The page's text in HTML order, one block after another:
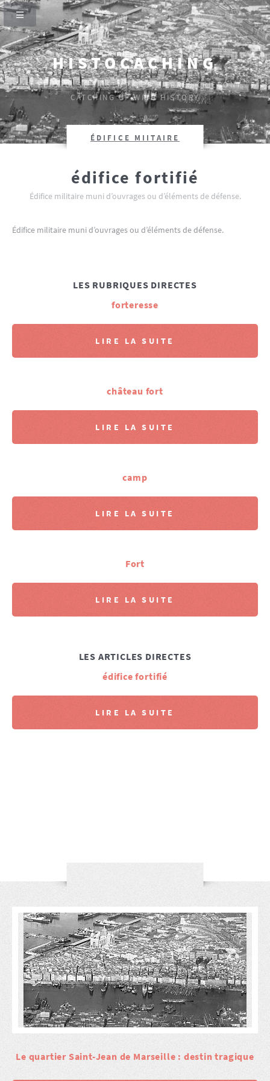
HISTOCACHING
SI CEUX-CI SE TAISENT, LES PIERRES CRIERONT.
CATCHING UP WITH HISTORY
ÉDIFICE MIITAIRE
édifice fortifié
Édifice militaire muni d’ouvrages ou d’éléments de défense.
Édifice militaire muni d’ouvrages ou d’éléments de défense.
LES RUBRIQUES DIRECTES
forteresse
LIRE LA SUITE
château fort
LIRE LA SUITE
camp
LIRE LA SUITE
Fort
LIRE LA SUITE
LES ARTICLES DIRECTES
édifice fortifié
LIRE LA SUITE
Le quartier Saint-Jean de Marseille : destin tragique